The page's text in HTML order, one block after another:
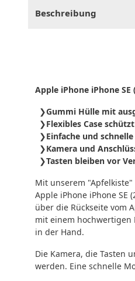
Beschreibung
Apple iPhone iPhone
Gummi Hülle mit
Flexibles Case
Einfache und
Kamera und
Tasten bleiben vor
Mit unserem "Apfelkiste"
Apple iPhone iPhone SE
über die Rückseite vom
mit einem hochwertigen
in der Hand.
Die Kamera, die Tasten
werden. Eine schnelle